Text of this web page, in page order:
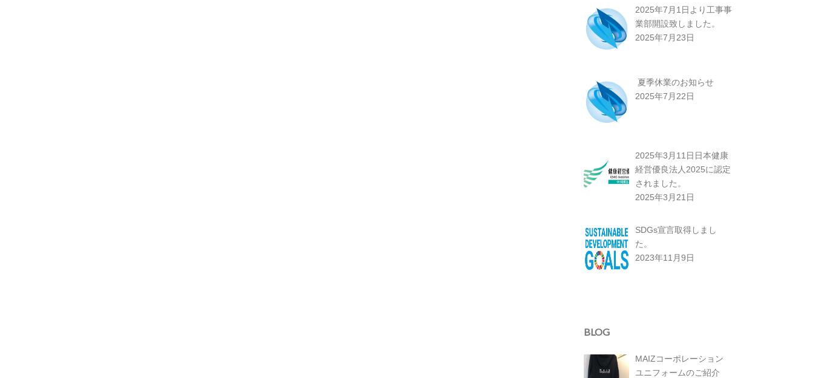
2025年7月1日より工事事
業部開設致しました。
2025年7月23日
夏季休業のお知らせ
2025年7月22日
2025年3月11日日本健康
経営優良法人2025に認定
されました。
2025年3月21日
SDGs宣言取得しまし
た。
2023年11月9日
BLOG
MAIZコーポレーション
ユニフォームのご紹介